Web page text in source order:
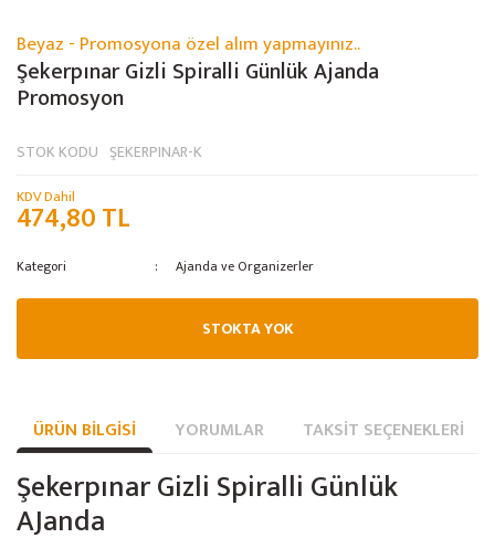
Beyaz - Promosyona özel alım yapmayınız..
Şekerpınar Gizli Spiralli Günlük Ajanda
Promosyon
STOK KODU ŞEKERPINAR-K
KDV Dahil
474,80 TL
Kategori Ajanda ve Organizerler
STOKTA YOK
ÜRÜN BILGISI YORUMLAR TAKSIT SEÇENEKLERI
Şekerpınar Gizli Spiralli Günlük
AJanda